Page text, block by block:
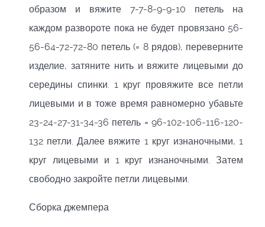
образом и вяжите 7-7-8-9-9-10 петель на
каждом развороте пока не будет провязано 56-
56-64-72-72-80 петель (= 8 рядов), переверните
изделие, затяните нить и вяжите лицевыми до
середины спинки. 1 круг провяжите все петли
лицевыми и в тоже время равномерно убавьте
23-24-27-31-34-36 петель = 96-102-106-116-120-
132 петли. Далее вяжите 1 круг изнаночными, 1
круг лицевыми и 1 круг изнаночными. Затем
свободно закройте петли лицевыми.
Сборка джемпера